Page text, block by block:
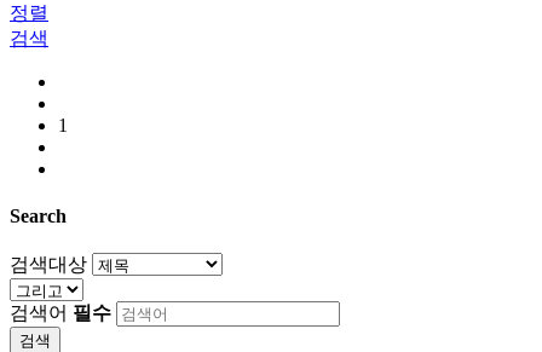
정렬
검색
1
Search
검색대상
검색어 필수
검색